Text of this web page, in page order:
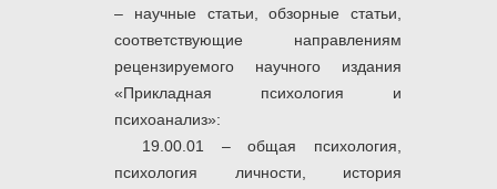
– научные статьи, обзорные статьи,
соответствующие направлениям
рецензируемого научного издания
«Прикладная психология и
психоанализ»:
19.00.01 – общая психология,
психология личности, история